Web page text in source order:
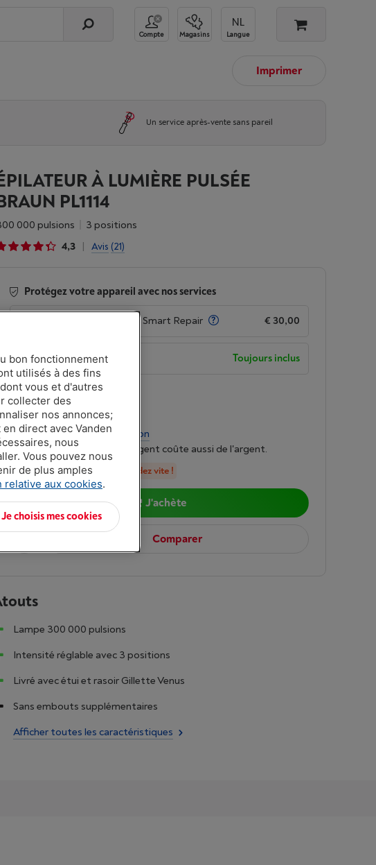
Compte Magasins Langue
Imprimer
Un service après-vente sans pareil
À LUMIÈRE PULSÉE
PL1114
300 000 pulsions
3 positions
4,3
| Avis (21)
Protégez votre appareil avec nos services
de garantie avec Smart Repair € 30,00
2 ansde garantie Toujours inclus
Livré demain -Voir le stock
€ 229,00
Oupayer par mois-Simulation
Attention, emprunter de l'argent coûte aussi de l'argent.
Moins de 5 en stock, commandez vite !
J'achète
Comparer
Lampe 300 000 pulsions
Intensité réglable avec 3 positions
Livré avec étui et rasoir Gillette Venus
Sans embouts supplémentaires
Afficher toutes les caractéristiques
bon fonctionnement
utilisés à des fins
vous et d'autres
collecter des
nos annonces;
direct avec Vanden
nous
Vous pouvez nous
de plus amples
relative aux cookies.
Je choisis mes cookies